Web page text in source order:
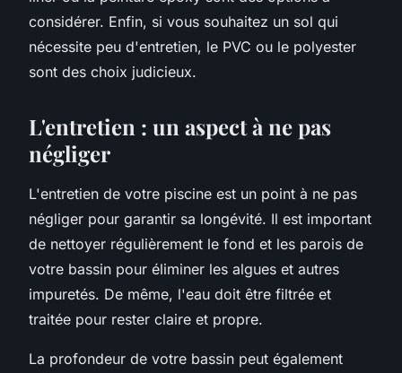
considérer. Enfin, si vous souhaitez un sol qui
nécessite peu d'entretien, le PVC ou le polyester
sont des choix judicieux.
L'entretien : un aspect à ne pas
négliger
L'entretien de votre piscine est un point à ne pas
négliger pour garantir sa longévité. Il est important
de nettoyer régulièrement le fond et les parois de
votre bassin pour éliminer les algues et autres
impuretés. De même, l'eau doit être filtrée et
traitée pour rester claire et propre.
La profondeur de votre bassin peut également